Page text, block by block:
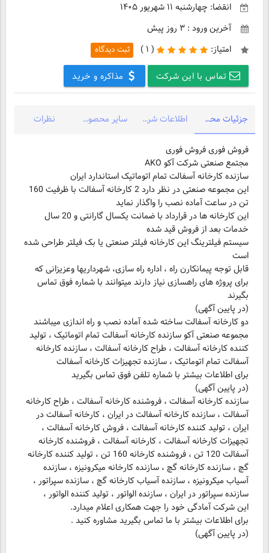
انقضا: چهارشنبه ۱۱ شهریور ۱۴۰۵
آخرین ورود : ۳ روز پیش
امتیاز:
( ۱ ) ثبت دیدگاه
تماس با این شرکت مذاکره و خرید
جزئیات محصول اطلاعات شرکت سایر محصولات شرکت نظرات
سازنده کارخانه آسفالت تمام اتوماتیک استاندارد ایران
این مجموعه صنعتی در نظر دارد 2 کارخانه آسفالت با ظرفیت 160
این کارخانه ها در قرارداد با ضمانت یکسال گارانتی و 20 سال
سیستم فیلترینگ این کارخانه فیلتر صنعتی یا بک فیلتر طراحی شده
است
قابل توجه پیمانکارن راه ، اداره راه سازی، شهرداریها وعزیزانی که
برای پروژه های راهسازی نیاز دارند میتوانند با شماره فوق تماس
بگیرند
(در پایین آگهی)
مجموعه صنعتی آکو سازنده کارخانه آسفالت تمام اتوماتیک ، تولید
کننده کارخانه آسفالت ، طراح کارخانه آسفالت ، سازنده کارخانه
آسفالت تمام اتوماتیک ، سازنده تجهیزات کارخانه آسفالت
برای اطلاعات بیشتر با شماره تلفن فوق تماس بگیرید
(در پایین آگهی)
سازنده کارخانه آسفالت ، فروشنده کارخانه آسفالت ، طراح کارخانه
آسفالت ، سازنده کارخانه آسفالت در ایران ، کارخانه آسفالت در
ایران ، تولید کننده کارخانه آسفالت ، فروش کارخانه آسفالت ،
تجهیزات کارخانه آسفالت ، کارخانه آسفالت ، فروشنده کارخانه
آسفالت 120 تن ، فروشنده کارخانه 160 تن ، تولید کننده کارخانه
گچ ، سازنده کارخانه گچ ، سازنده کارخانه میکرونیزه ، سازنده
آسیاب میکرونیزه ، سازنده آسیاب کارخانه گچ ، سازنده سپراتور ،
سازنده سپراتور در ایران ، سازنده الواتور ، تولید کننده الواتور ،
این شرکت آمادگی خود را جهت همکاری اعلام میدارد.
برای اطلاعات بیشتر با ما تماس بگیرید مشاوره کنید .
(در پایین آگهی)